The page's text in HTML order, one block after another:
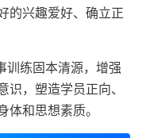
的兴趣爱好、确立正
训练固本清源，增强
识，塑造学员正向、
体和思想素质。